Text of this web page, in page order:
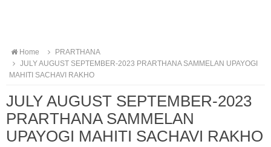
Home
PRARTHANA
JULY AUGUST SEPTEMBER-2023 PRARTHANA SAMMELAN UPAYOGI
MAHITI SACHAVI RAKHO
JULY AUGUST SEPTEMBER-2023
PRARTHANA SAMMELAN
UPAYOGI MAHITI SACHAVI RAKHO